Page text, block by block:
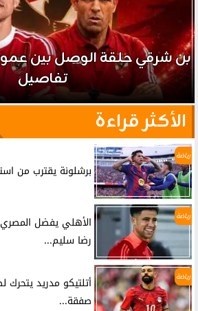
بن شرقي حلقة الوصل بين
تفاصيل
الأكثر قراءة
رياضة
برشلونة يقترب من
رياضة
الأهلي يفضل
رضا سليم...
رياضة
أتلتيكو مدريد
صفقة...